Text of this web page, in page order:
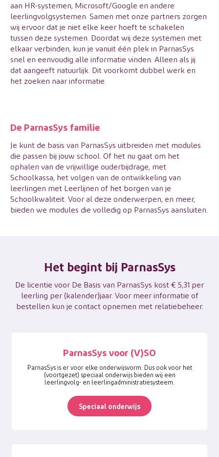
aan HR-systemen, Microsoft/Google en andere
leerlingvolgsystemen. Samen met onze partners zorgen
wij ervoor dat je niet elke keer hoeft te schakelen
tussen deze systemen. Doordat wij deze systemen met
elkaar verbinden, kun je vanuit één plek in ParnasSys
snel en eenvoudig alle informatie vinden. Alleen als jij
dat aangeeft natuurlijk. Dit voorkomt dubbel werk en
het zoeken naar informatie.
De ParnasSys familie
Je kunt de basis van ParnasSys uitbreiden met modules
die passen bij jouw school. Of het nu gaat om het
ophalen van de vrijwillige ouderbijdrage, met
Schoolkassa, het volgen van de ontwikkeling van
leerlingen met Leerlijnen of het borgen van je
Schoolkwaliteit. Voor al deze onderwerpen, en meer,
bieden we modules die volledig op ParnasSys aansluiten.
Het begint bij ParnasSys
De licentie voor De Basis van ParnasSys kost € 5,31 per
leerling per (kalender)jaar. Voor meer informatie of
bestellen kun je contact opnemen met relatiebeheer.
ParnasSys voor (V)SO
ParnasSys is er voor elke onderwijsvorm. Dus ook voor het
(voortgezet) speciaal onderwijs bieden wij een
leerlingvolg- en leerlingadministratiesysteem.
Speciaal onderwijs